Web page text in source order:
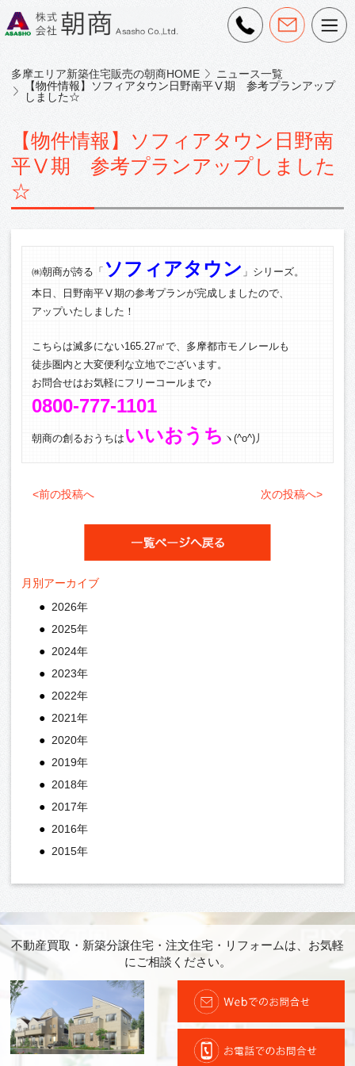
多摩エリア新築住宅販売の朝商HOME
ニュース一覧
【物件情報】ソフィアタウン日野南平Ⅴ期 参考プランアップ
しました☆
【物件情報】ソフィアタウン日野南
平Ⅴ期 参考プランアップしました
☆
㈱朝商が誇る「 ソフィアタウン 」シリーズ。
本日、日野南平Ⅴ期の参考プランが完成しましたので、
アップいたしました！
こちらは滅多にない165.27㎡で、多摩都市モノレールも
徒歩圏内と大変便利な立地でございます。
お問合せはお気軽にフリーコールまで♪
0800-777-1101
朝商の創るおうちは いいおうち ヽ(^o^)丿
<前の投稿へ 次の投稿へ>
月別アーカイブ
2026年
2025年
2024年
2023年
2022年
2021年
2020年
2019年
2018年
2017年
2016年
2015年
不動産買取・新築分譲住宅・注文住宅・リフォームは、お気軽
にご相談ください。